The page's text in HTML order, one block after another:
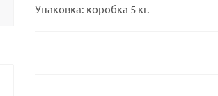
Упаковка: коробка 5 кг.